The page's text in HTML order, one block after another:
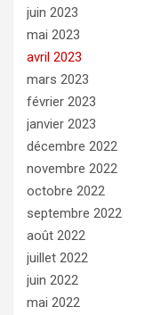
juin 2023
mai 2023
avril 2023
mars 2023
février 2023
janvier 2023
décembre 2022
novembre 2022
octobre 2022
septembre 2022
août 2022
juillet 2022
juin 2022
mai 2022